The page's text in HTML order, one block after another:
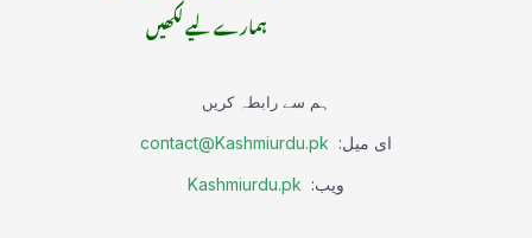
ہمارے لیے لکھیں
ہم سے رابطہ کریں
ای میل: contact@Kashmiurdu.pk
ویب: Kashmiurdu.pk